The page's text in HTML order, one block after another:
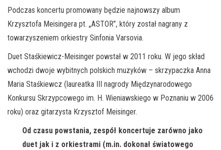
Podczas koncertu promowany będzie najnowszy album
Krzysztofa Meisingera pt. „ASTOR”, który został nagrany z
towarzyszeniem orkiestry Sinfonia Varsovia.
Duet Staśkiewicz-Meisinger powstał w 2011 roku. W jego skład
wchodzi dwoje wybitnych polskich muzyków – skrzypaczka Anna
Maria Staśkiewcz (laureatka III nagrody Międzynarodowego
Konkursu Skrzypcowego im. H. Wieniawskiego w Poznaniu w 2006
roku) oraz gitarzysta Krzysztof Meisinger.
Od czasu powstania, zespół koncertuje zarówno jako
duet jak i z orkiestrami (m.in. dokonał światowego